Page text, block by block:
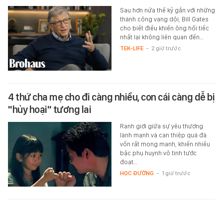
Sau hơn nửa thế kỷ gắn với những
thành công vang dội, Bill Gates
cho biết điều khiến ông hối tiếc
nhất lại không liên quan đến…
TEK-LIFE - 2 giờ trước
4 thứ cha mẹ cho đi càng nhiều, con cái càng dễ bị
"hủy hoại" tương lai
Ranh giới giữa sự yêu thương
lành mạnh và can thiệp quá đà
vốn rất mong manh, khiến nhiều
bậc phụ huynh vô tình tước
đoạt…
HỌC ĐƯỜNG - 1 giờ trước